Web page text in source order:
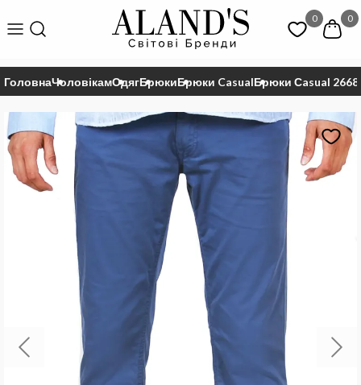
0 0
ГоловнаЧоловікамОдягБрюкиБрюки CasualБрюки Сasual